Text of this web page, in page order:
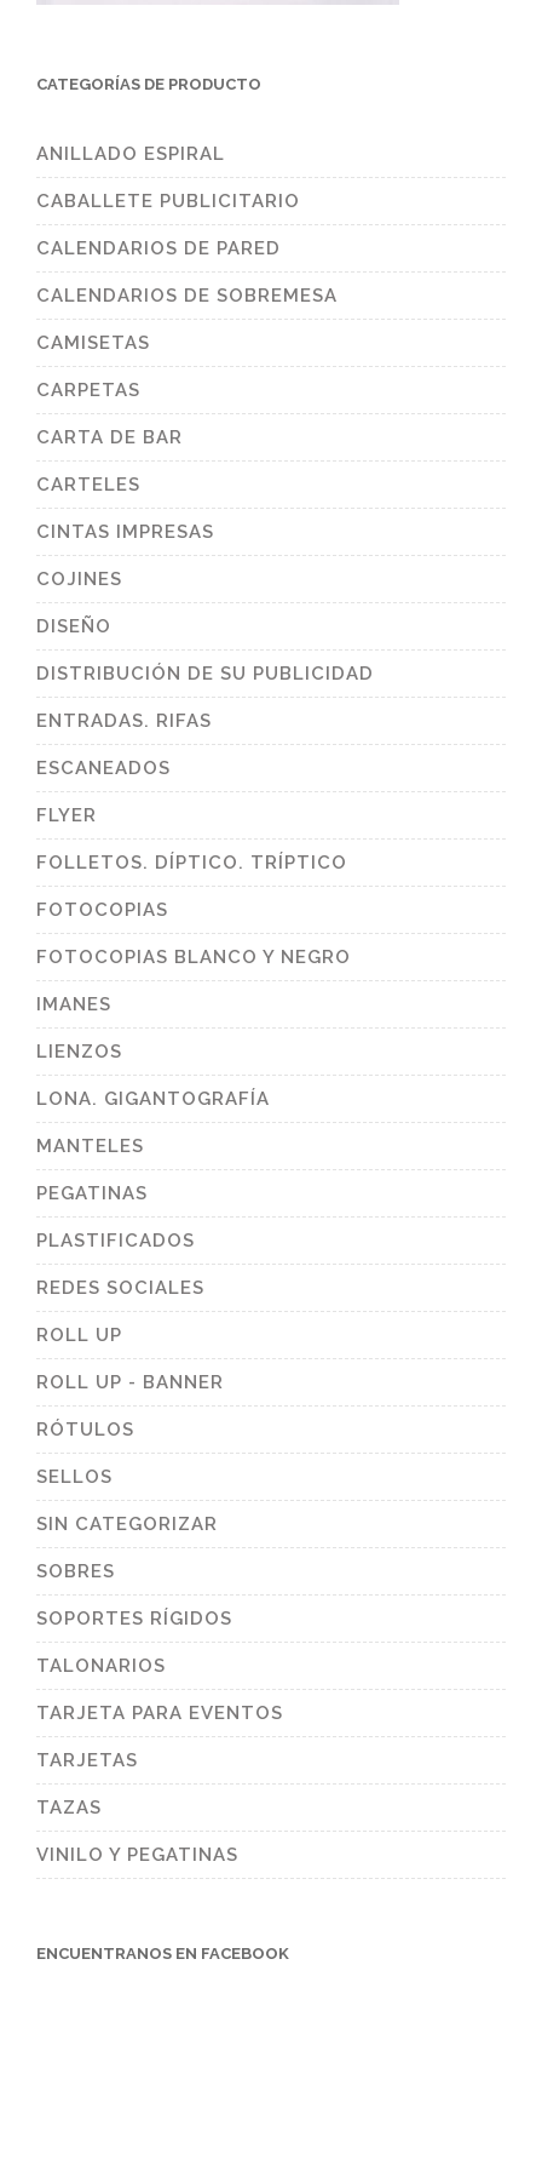
CATEGORÍAS DE PRODUCTO
ANILLADO ESPIRAL
CABALLETE PUBLICITARIO
CALENDARIOS DE PARED
CALENDARIOS DE SOBREMESA
CAMISETAS
CARPETAS
CARTA DE BAR
CARTELES
CINTAS IMPRESAS
COJINES
DISEÑO
DISTRIBUCIÓN DE SU PUBLICIDAD
ENTRADAS. RIFAS
ESCANEADOS
FLYER
FOLLETOS. DÍPTICO. TRÍPTICO
FOTOCOPIAS
FOTOCOPIAS BLANCO Y NEGRO
IMANES
LIENZOS
LONA. GIGANTOGRAFÍA
MANTELES
PEGATINAS
PLASTIFICADOS
REDES SOCIALES
ROLL UP
ROLL UP - BANNER
RÓTULOS
SELLOS
SIN CATEGORIZAR
SOBRES
SOPORTES RÍGIDOS
TALONARIOS
TARJETA PARA EVENTOS
TARJETAS
TAZAS
VINILO Y PEGATINAS
ENCUENTRANOS EN FACEBOOK